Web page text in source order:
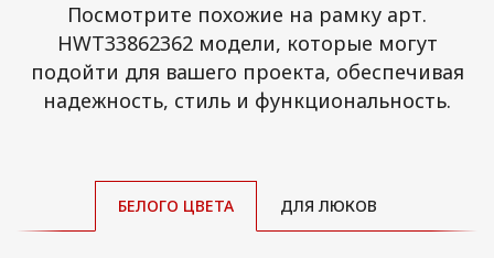
Посмотрите похожие на рамку арт.
HWT33862362 модели, которые могут
подойти для вашего проекта, обеспечивая
надежность, стиль и функциональность.
БЕЛОГО ЦВЕТА ДЛЯ ЛЮКОВ